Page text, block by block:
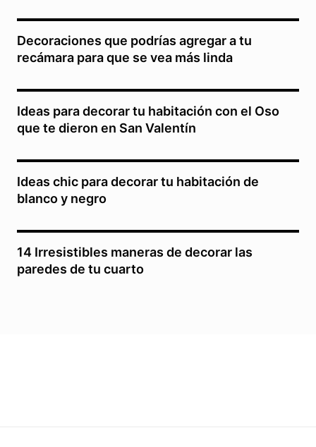
Decoraciones que podrías agregar a tu
recámara para que se vea más linda
Ideas para decorar tu habitación con el Oso
que te dieron en San Valentín
Ideas chic para decorar tu habitación de
blanco y negro
14 Irresistibles maneras de decorar las
paredes de tu cuarto